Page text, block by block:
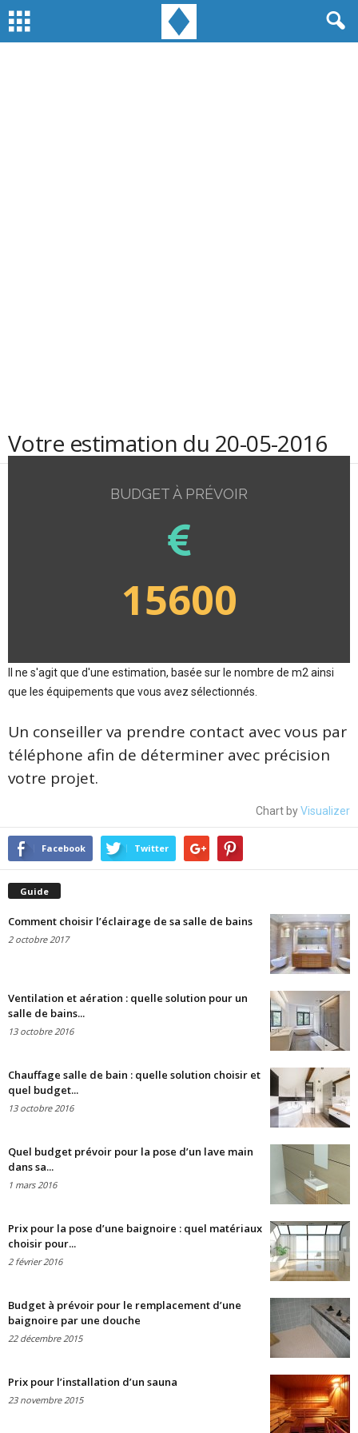
Votre estimation du 20-05-2016
BUDGET À PRÉVOIR
15600
Il ne s'agit que d'une estimation, basée sur le nombre de m2 ainsi
que les équipements que vous avez sélectionnés.
Un conseiller va prendre contact avec vous par
téléphone afin de déterminer avec précision
votre projet.
Chart byVisualizer
Facebook Twitter
Guide
Comment choisir l’éclairage de sa salle de bains
2 octobre 2017
Ventilation et aération : quelle solution pour un
salle de bains...
13 octobre 2016
Chauffage salle de bain : quelle solution choisir et
quel budget...
13 octobre 2016
Quel budget prévoir pour la pose d’un lave main
dans sa...
1 mars 2016
Prix pour la pose d’une baignoire : quel matériaux
choisir pour...
2 février 2016
Budget à prévoir pour le remplacement d’une
baignoire par une douche
22 décembre 2015
Prix pour l’installation d’un sauna
23 novembre 2015